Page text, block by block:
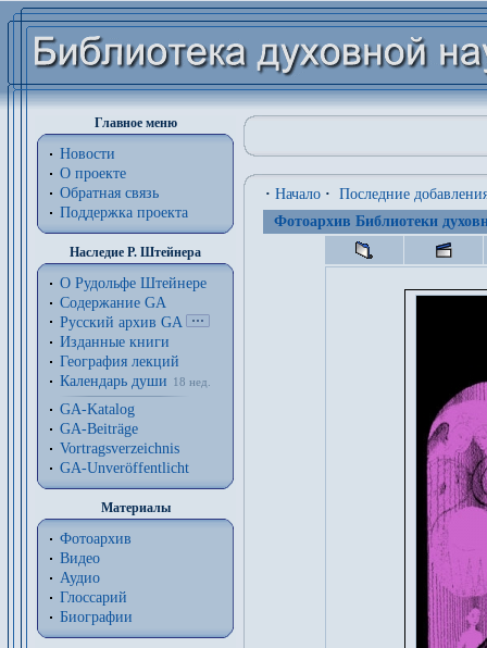
Главное меню
Новости
О проекте
Обратная связь
Поддержка проекта
Наследие Р. Штейнера
О Рудольфе Штейнере
Содержание GA
Русский архив GA
Изданные книги
География лекций
Календарь души
18 нед.
GA-Katalog
GA-Beiträge
Vortragsverzeichnis
GA-Unveröffentlicht
Материалы
Фотоархив
Видео
Аудио
Глоссарий
Биографии
· Начало · Последние
Фотоархив Библиотеки